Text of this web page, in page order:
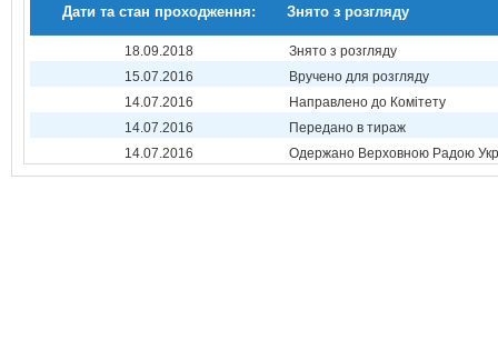
Дати та стан проходження: Знято з розгляду
18.09.2018
Знято з розгляду
15.07.2016
Вручено для розгляду
14.07.2016
Направлено до Комітету
14.07.2016
Передано в тираж
14.07.2016
Одержано Верховною Радою